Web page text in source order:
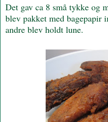
Det gav ca 8 små tykke og
blev pakket med bagepapir
andre blev holdt lune.